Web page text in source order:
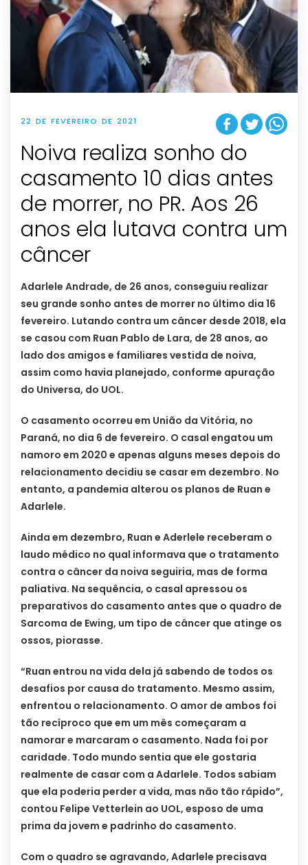
22 DE FEVEREIRO DE 2021
Noiva realiza sonho do
casamento 10 dias antes
de morrer, no PR. Aos 26
anos ela lutava contra um
câncer
Adarlele Andrade, de 26 anos, conseguiu realizar
seu grande sonho antes de morrer no último dia 16
fevereiro. Lutando contra um câncer desde 2018, ela
se casou com Ruan Pablo de Lara, de 28 anos, ao
lado dos amigos e familiares vestida de noiva,
assim como havia planejado, conforme apuração
do Universa, do UOL.
O casamento ocorreu em União da Vitória, no
Paraná, no dia 6 de fevereiro. O casal engatou um
namoro em 2020 e apenas alguns meses depois do
relacionamento decidiu se casar em dezembro. No
entanto, a pandemia alterou os planos de Ruan e
Adarlele.
Ainda em dezembro, Ruan e Aderlele receberam o
laudo médico no qual informava que o tratamento
contra o câncer da noiva seguiria, mas de forma
paliativa. Na sequência, o casal apressou os
preparativos do casamento antes que o quadro de
Sarcoma de Ewing, um tipo de câncer que atinge os
ossos, piorasse.
“Ruan entrou na vida dela já sabendo de todos os
desafios por causa do tratamento. Mesmo assim,
enfrentou o relacionamento. O amor de ambos foi
tão recíproco que em um mês começaram a
namorar e marcaram o casamento. Nada foi por
caridade. Todo mundo sentia que ele gostaria
realmente de casar com a Adarlele. Todos sabiam
que ela poderia perder a vida, mas não tão rápido”,
contou Felipe Vetterlein ao UOL, esposo de uma
prima da jovem e padrinho do casamento.
Com o quadro se agravando, Adarlele precisava